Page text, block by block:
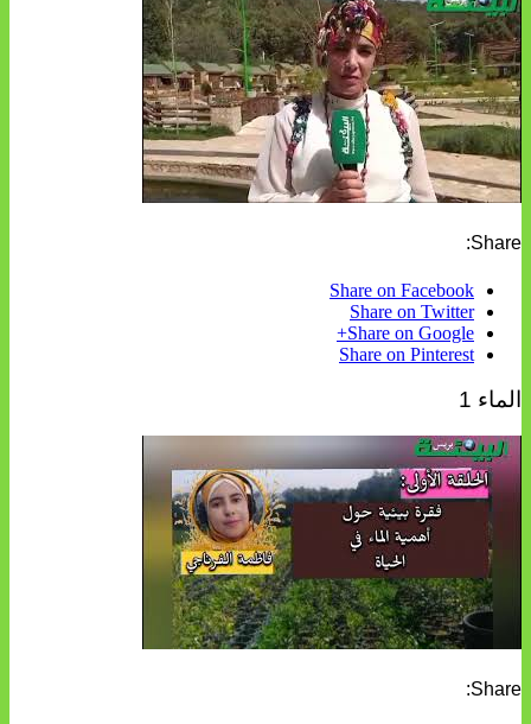
Share:
Share on Facebook
Share on Twitter
Share on Google+
Share on Pinterest
الماء 1
Share: